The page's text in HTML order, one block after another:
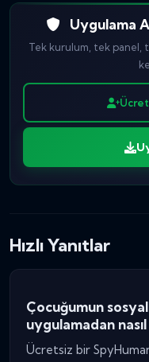
Uygulama
Tek kurulum, tek panel,
Hızlı Yanıtlar
Çocuğumun
uygulamadan
Ücretsiz bir